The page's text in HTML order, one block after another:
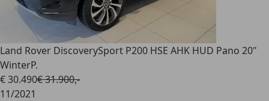
Land Rover DiscoverySport P200 HSE AHK HUD Pano 20"
WinterP.
€ 30.490€ 31.900,-
11/2021